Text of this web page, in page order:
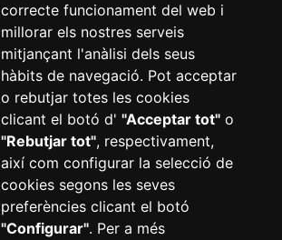
correcte funcionament del web i
millorar els nostres serveis
mitjançant l'anàlisi dels seus
hàbits de navegació. Pot acceptar
o rebutjar totes les cookies
clicant el botó d' "Acceptar tot"o
"Rebutjar tot", respectivament,
així com configurar la selecció de
cookies segons les seves
preferències clicant el botó
"Configurar". Per a més